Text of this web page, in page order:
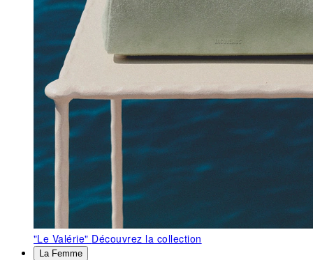
"Le Valérie" Découvrez la collection
La Femme